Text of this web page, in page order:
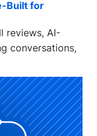
Built for
reviews, AI-
conversations,